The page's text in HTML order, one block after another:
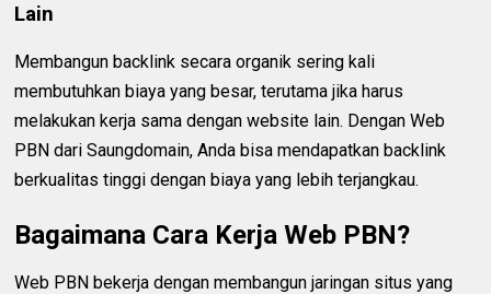
Lain
Membangun backlink secara organik sering kali
membutuhkan biaya yang besar, terutama jika harus
melakukan kerja sama dengan website lain. Dengan Web
PBN dari Saungdomain, Anda bisa mendapatkan backlink
berkualitas tinggi dengan biaya yang lebih terjangkau.
Bagaimana Cara Kerja Web PBN?
Web PBN bekerja dengan membangun jaringan situs yang